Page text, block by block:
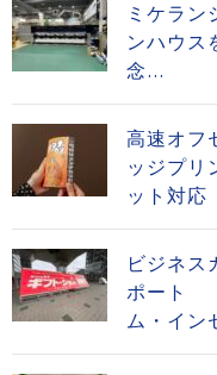
ミケラ
ンハウ
念...
高速オフ
ッジプ
ット対応
ビジネス
ポート
ム・イン